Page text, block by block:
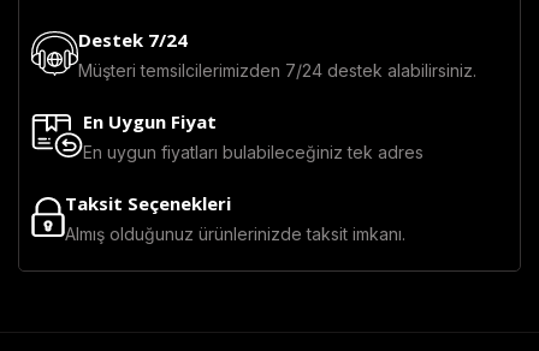
Destek 7/24
Müşteri temsilcilerimizden 7/24 destek alabilirsiniz.
En Uygun Fiyat
En uygun fiyatları bulabileceğiniz tek adres
Taksit Seçenekleri
Almış olduğunuz ürünlerinizde taksit imkanı.